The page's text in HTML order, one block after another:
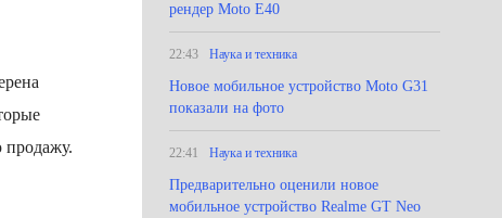
продажу.
рендер Moto E40
22:43 Наука и техника
Новое мобильное устройство Moto G31
показали на фото
22:41 Наука и техника
Предварительно оценили новое
мобильное устройство Realme GT Neo